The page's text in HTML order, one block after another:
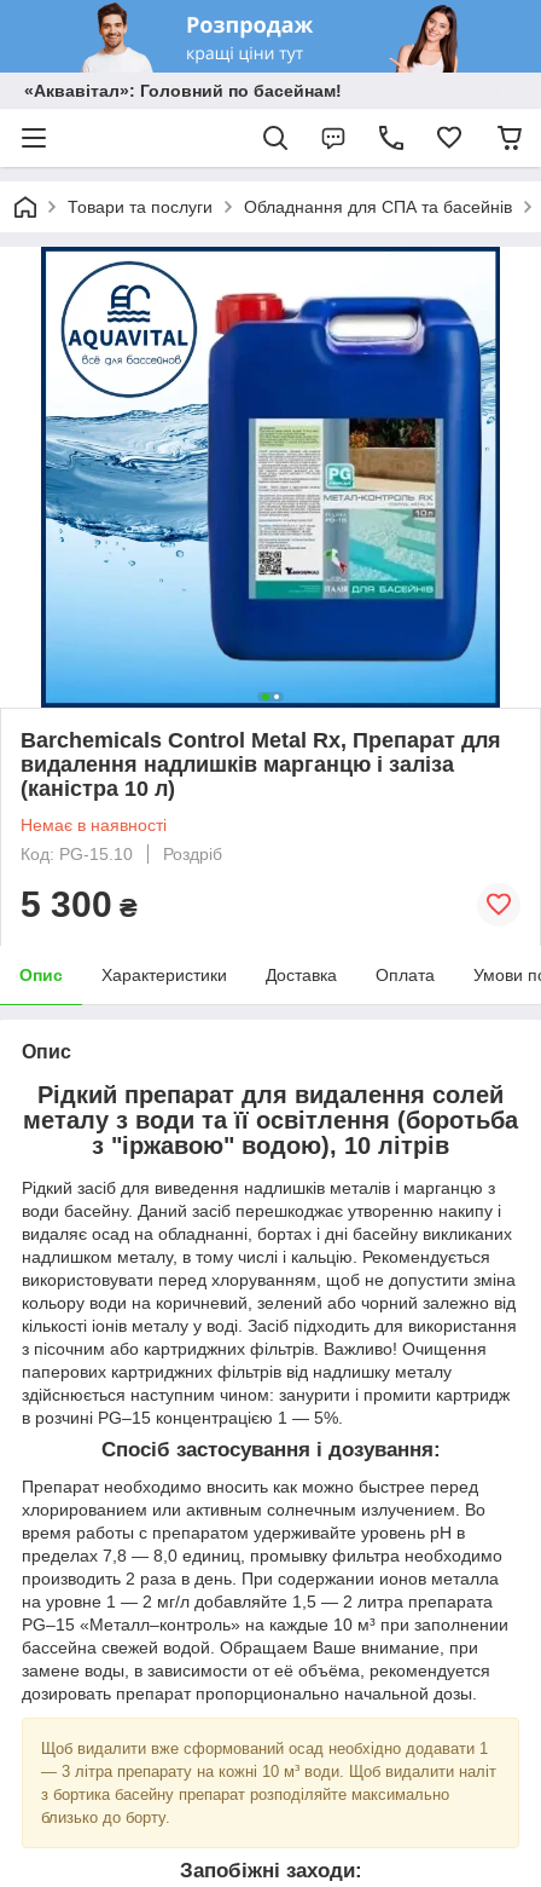
«Аквавітал»: Головний по басейнам!
Товари та послуги Обладнання для СПА та басейнів
Barchemicals Control Metal Rx, Препарат для
видалення надлишків марганцю і заліза
(каністра 10 л)
Немає в наявності
Код: PG-15.10
Роздріб
5 300 ₴
Опис Характеристики Доставка Оплата Умови
Опис
Рідкий препарат для видалення солей
металу з води та її освітлення (боротьба
з "іржавою" водою), 10 літрів
Рідкий засіб для виведення надлишків металів і марганцю з
води басейну. Даний засіб перешкоджає утворенню накипу і
видаляє осад на обладнанні, бортах і дні басейну викликаних
надлишком металу, в тому числі і кальцію. Рекомендується
використовувати перед хлоруванням, щоб не допустити зміна
кольору води на коричневий, зелений або чорний залежно від
кількості іонів металу у воді. Засіб підходить для використання
з пісочним або картриджних фільтрів. Важливо! Очищення
паперових картриджних фільтрів від надлишку металу
здійснюється наступним чином: занурити і промити картридж
в розчині PG–15 концентрацією 1 — 5%.
Спосіб застосування і дозування:
Препарат необходимо вносить как можно быстрее перед
хлорированием или активным солнечным излучением. Во
время работы с препаратом удерживайте уровень pH в
пределах 7,8 — 8,0 единиц, промывку фильтра необходимо
производить 2 раза в день. При содержании ионов металла
на уровне 1 — 2 мг/л добавляйте 1,5 — 2 литра препарата
PG–15 «Металл–контроль» на каждые 10 м³ при заполнении
бассейна свежей водой. Обращаем Ваше внимание, при
замене воды, в зависимости от её объёма, рекомендуется
дозировать препарат пропорционально начальной дозы.
Щоб видалити вже сформований осад необхідно додавати 1
— 3 літра препарату на кожні 10 м³ води. Щоб видалити наліт
з бортика басейну препарат розподіляйте максимально
близько до борту.
Запобіжні заходи: